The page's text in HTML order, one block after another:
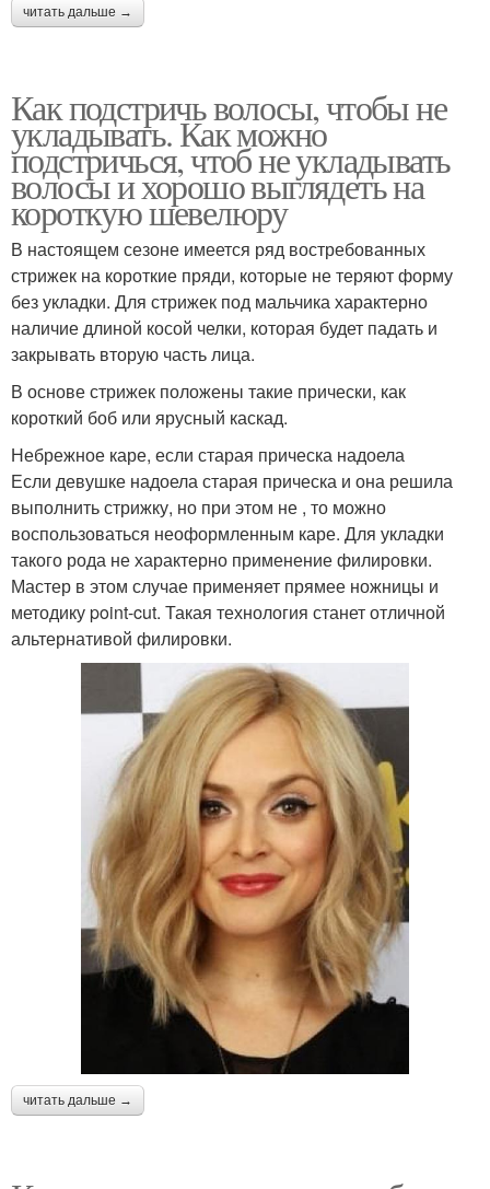
читать дальше →
Как подстричь волосы, чтобы не
укладывать. Как можно
подстричься, чтоб не укладывать
волосы и хорошо выглядеть на
короткую шевелюру
В настоящем сезоне имеется ряд востребованных
стрижек на короткие пряди, которые не теряют форму
без укладки. Для стрижек под мальчика характерно
наличие длиной косой челки, которая будет падать и
закрывать вторую часть лица.
В основе стрижек положены такие прически, как
короткий боб или ярусный каскад.
Небрежное каре, если старая прическа надоела
Если девушке надоела старая прическа и она решила
выполнить стрижку, но при этом не , то можно
воспользоваться неоформленным каре. Для укладки
такого рода не характерно применение филировки.
Мастер в этом случае применяет прямее ножницы и
методику point-cut. Такая технология станет отличной
альтернативой филировки.
читать дальше →